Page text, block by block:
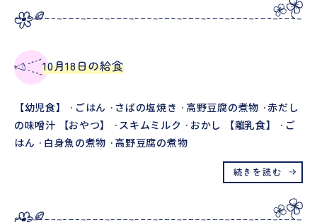
10月18日の給食
【幼児食】 ·ごはん ·さばの塩焼き ·高野豆腐の煮物 ·赤だし
の味噌汁 【おやつ】 ·スキムミルク ·おかし 【離乳食】 ·ご
はん ·白身魚の煮物 ·高野豆腐の煮物
続きを読む